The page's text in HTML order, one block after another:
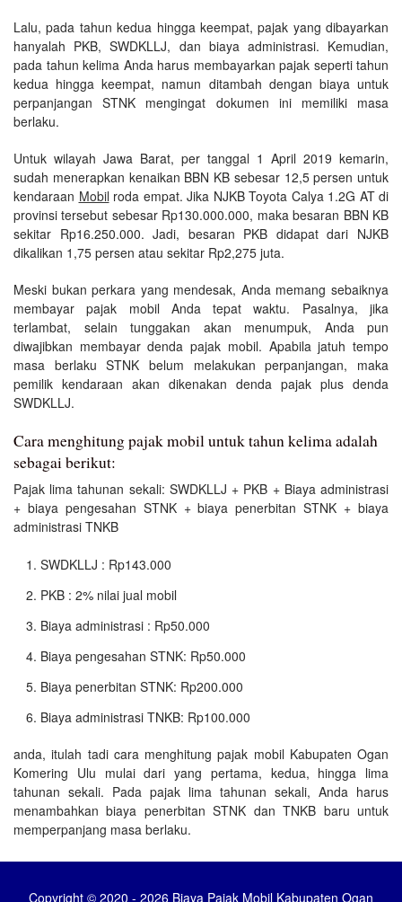
Lalu, pada tahun kedua hingga keempat, pajak yang dibayarkan
hanyalah PKB, SWDKLLJ, dan biaya administrasi. Kemudian,
pada tahun kelima Anda harus membayarkan pajak seperti tahun
kedua hingga keempat, namun ditambah dengan biaya untuk
perpanjangan STNK mengingat dokumen ini memiliki masa
berlaku.
Untuk wilayah Jawa Barat, per tanggal 1 April 2019 kemarin,
sudah menerapkan kenaikan BBN KB sebesar 12,5 persen untuk
kendaraan Mobil roda empat. Jika NJKB Toyota Calya 1.2G AT di
provinsi tersebut sebesar Rp130.000.000, maka besaran BBN KB
sekitar Rp16.250.000. Jadi, besaran PKB didapat dari NJKB
dikalikan 1,75 persen atau sekitar Rp2,275 juta.
Meski bukan perkara yang mendesak, Anda memang sebaiknya
membayar pajak mobil Anda tepat waktu. Pasalnya, jika
terlambat, selain tunggakan akan menumpuk, Anda pun
diwajibkan membayar denda pajak mobil. Apabila jatuh tempo
masa berlaku STNK belum melakukan perpanjangan, maka
pemilik kendaraan akan dikenakan denda pajak plus denda
SWDKLLJ.
Cara menghitung pajak mobil untuk tahun kelima adalah
sebagai berikut:
Pajak lima tahunan sekali: SWDKLLJ + PKB + Biaya administrasi
+ biaya pengesahan STNK + biaya penerbitan STNK + biaya
administrasi TNKB
SWDKLLJ : Rp143.000
PKB : 2% nilai jual mobil
Biaya administrasi : Rp50.000
Biaya pengesahan STNK: Rp50.000
Biaya penerbitan STNK: Rp200.000
Biaya administrasi TNKB: Rp100.000
anda, itulah tadi cara menghitung pajak mobil Kabupaten Ogan
Komering Ulu mulai dari yang pertama, kedua, hingga lima
tahunan sekali. Pada pajak lima tahunan sekali, Anda harus
menambahkan biaya penerbitan STNK dan TNKB baru untuk
memperpanjang masa berlaku.
Copyright © 2020 - 2026 Biaya Pajak Mobil Kabupaten Ogan